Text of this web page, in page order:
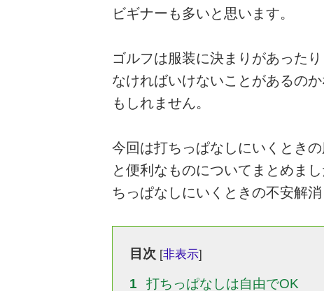
ビギナーも多いと思います。
ゴルフは服装に決まりがあった
なければいけないことがあるの
もしれません。
今回は打ちっぱなしにいくとき
と便利なものについてまとめま
ちっぱなしにいくときの不安解
目次 [非表示]
1 打ちっぱなしは自由でOK